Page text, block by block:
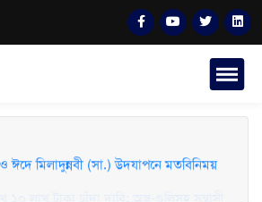
মিলাদুন্নবী (সা.) উদযাপনে মতবিনিময়